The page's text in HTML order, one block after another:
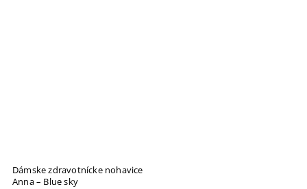
Dámske zdravotnícke nohavice
Anna – Blue sky